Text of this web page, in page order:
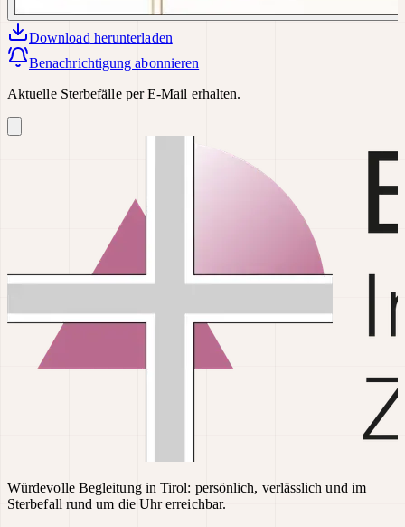
Download herunterladen
Benachrichtigung abonnieren
Aktuelle Sterbefälle per E-Mail erhalten.
Würdevolle Begleitung in Tirol: persönlich, verlässlich und im
Sterbefall rund um die Uhr erreichbar.